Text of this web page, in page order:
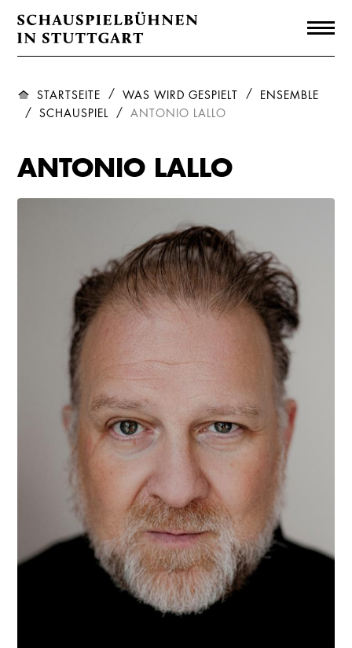
STARTSEITE WAS WIRD GESPIELT
ENSEMBLE
SCHAUSPIEL
ANTONIO LALLO
ANTONIO LALLO